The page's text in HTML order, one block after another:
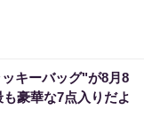
キーバッグ"が8月8
豪華な7点入りだよ